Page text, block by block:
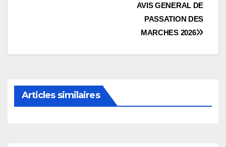
AVIS GENERAL DE
PASSATION DES
MARCHES 2026
Articles similaires